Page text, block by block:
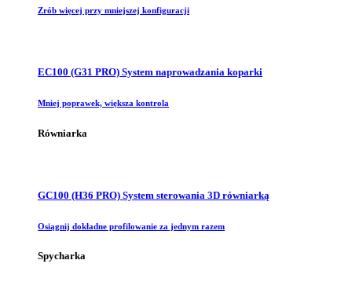
Zrób więcej przy mniejszej konfiguracji
EC100 (G31 PRO) System naprowadzania koparki
Mniej poprawek, większa kontrola
Równiarka
GC100 (H36 PRO) System sterowania 3D równiarką
Osiągnij dokładne profilowanie za jednym razem
Spycharka